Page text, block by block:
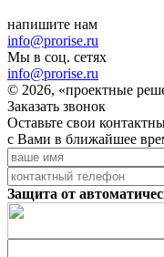
напишите нам
info@prorise.ru
Мы в соц. сетях
info@prorise.ru
© 2026, «проектные
Заказать звонок
Оставьте свои
с Вами в ближайшее
Защита от